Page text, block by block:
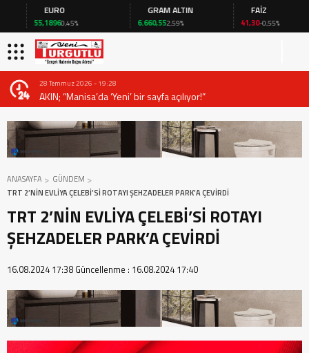
EURO
55,18960,45%
GRAM ALTIN
6.660,552,59%
FAİZ
41,30 -0,55%
28 Temmuz 2026 - 19:28
AKIN; “Manisa’da ‘Yeni’ bir sayfa açılıyor!”
ANASAYFA
GÜNDEM
TRT 2’NİN EVLİYA ÇELEBİ’Sİ ROTAYI ŞEHZADELER PARK’A ÇEVİRDİ
TRT 2’NİN EVLİYA ÇELEBİ’Sİ ROTAYI
ŞEHZADELER PARK’A ÇEVİRDİ
16.08.2024 17:38 Güncellenme : 16.08.2024 17:40